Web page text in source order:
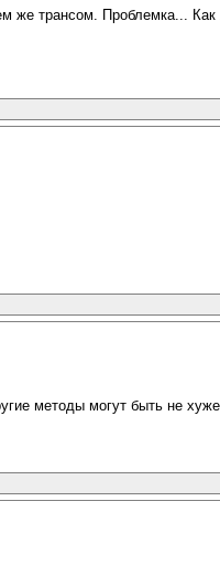
же трансом. Проблемка... Как
методы могут быть не